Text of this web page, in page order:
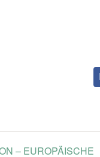
– EUROPÄISCHE